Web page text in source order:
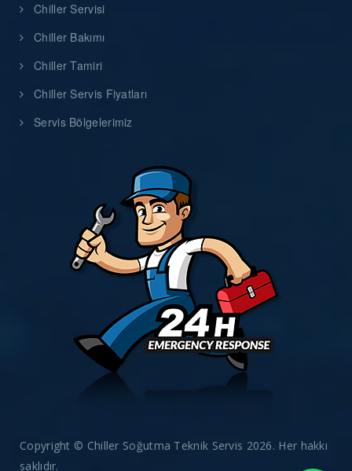
Chiller Servisi
Chiller Bakımı
Chiller Tamiri
Chiller Servis Fiyatları
Servis Bölgelerimiz
Copyright © Chiller Soğutma Teknik Servis 2026. Her hakkı
saklıdır.